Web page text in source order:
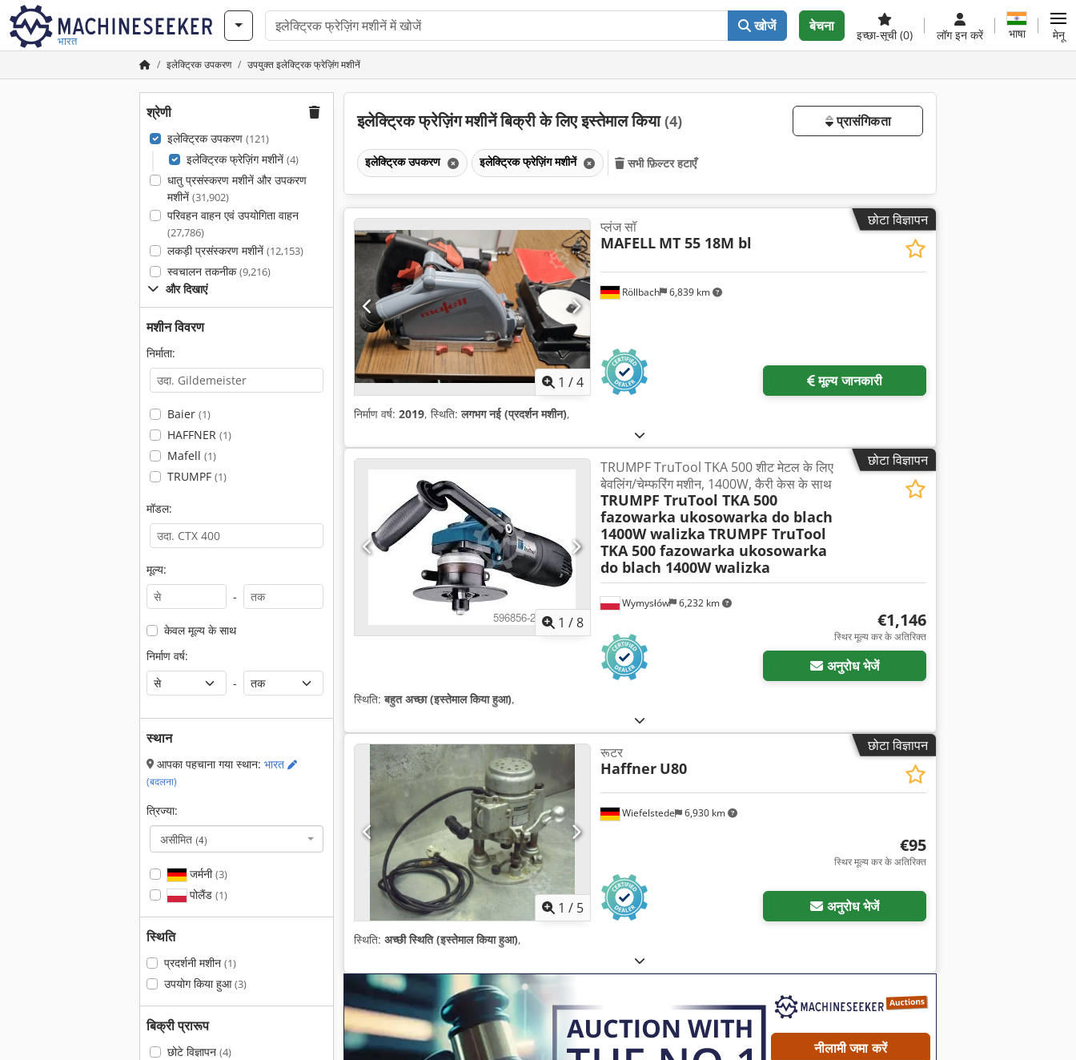
भारत
खोजें बेचना
इच्छा-सूची(0) लॉग इन करें भाषा मेनू
इलेक्ट्रिक उपकरण उपयुक्त इलेक्ट्रिक फ्रेज़िंग मशीनें
श्रेणी
इलेक्ट्रिक उपकरण (121)
इलेक्ट्रिक फ्रेज़िंग मशीनें (4)
धातु प्रसंस्करण मशीनें और उपकरण
मशीनें (31,902)
परिवहन वाहन एवं उपयोगिता वाहन
(27,786)
लकड़ी प्रसंस्करण मशीनें (12,153)
स्वचालन तकनीक(9,216)
और दिखाएं
मशीन विवरण
निर्माता:
Baier (1)
HAFFNER (1)
Mafell (1)
TRUMPF (1)
मॉडल:
मूल्य:
-
केवल मूल्य के साथ
निर्माण वर्ष:
-
स्थान
आपका पहचाना गया स्थान: भारत
(बदलना)
त्रिज्या:
असीमित (4)
जर्मनी(3)
पोलैंड (1)
स्थिति
प्रदर्शनी मशीन (1)
उपयोग किया हुआ(3)
बिक्री प्रारूप
छोटे विज्ञापन (4)
इलेक्ट्रिक फ्रेज़िंग मशीनें बिक्री के लिए इस्तेमाल किया(4) प्रासंगिकता
इलेक्ट्रिक उपकरण इलेक्ट्रिक फ्रेज़िंग मशीनें सभी फ़िल्टर हटाएँ
छोटा विज्ञापन
1 /4
Röllbach 6,839 km
प्लंज सॉ
MAFELL MT 55 18M bl
मूल्य जानकारी
निर्माण वर्ष: 2019, स्थिति:लगभग नई (प्रदर्शन मशीन),
छोटा विज्ञापन
1 /8
Wymysłów 6,232 km
TRUMPF TruTool TKA 500 शीट मेटल के लिए
बेवलिंग/चेम्फरिंग मशीन, 1400W, कैरी केस के साथ
TRUMPF TruTool TKA 500
fazowarka ukosowarka do blach
1400W walizka TRUMPF TruTool
TKA 500 fazowarka ukosowarka
do blach 1400W walizka
€1,146
स्थिर मूल्य कर के अतिरिक्त
अनुरोध भेजें
स्थिति:बहुत अच्छा (इस्तेमाल किया हुआ),
छोटा विज्ञापन
1 / 5
Wiefelstede 6,930 km
रूटर
Haffner U80
€95
स्थिर मूल्य कर के अतिरिक्त
अनुरोध भेजें
स्थिति: अच्छी स्थिति (इस्तेमाल किया हुआ),
नीलामी जमा करें